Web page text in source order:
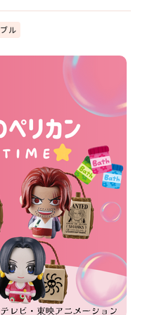
ル